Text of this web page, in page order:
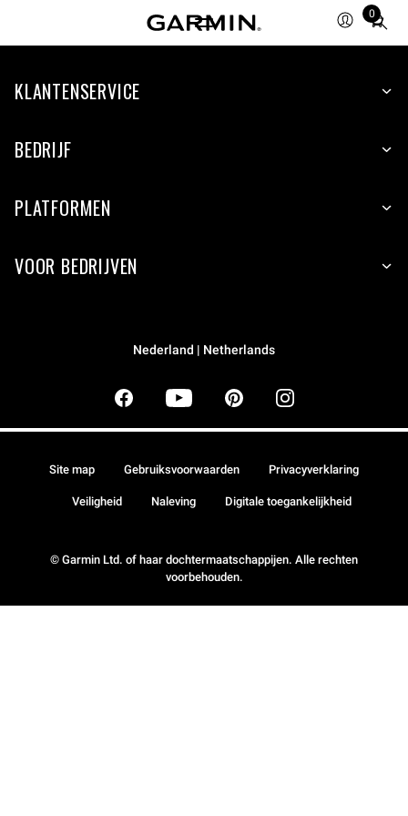
0
Total
items
cart:
KLANTENSERVICE
BEDRIJF
PLATFORMEN
VOOR BEDRIJVEN
Nederland | Netherlands
© Garmin Ltd. of haar dochtermaatschappijen. Alle rechten
voorbehouden.
Site map Gebruiksvoorwaarden Privacyverklaring
Veiligheid Naleving Digitale toegankelijkheid